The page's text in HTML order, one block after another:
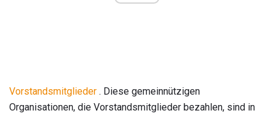
Vorstandsmitglieder . Diese gemeinnützigen
Organisationen, die Vorstandsmitglieder bezahlen, sind in